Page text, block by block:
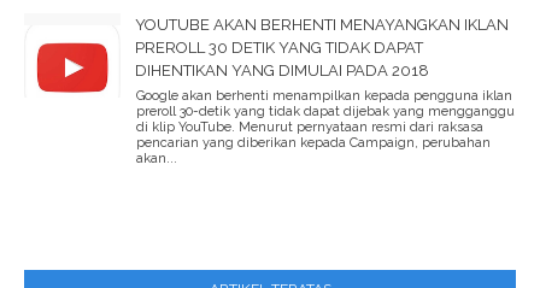
YOUTUBE AKAN BERHENTI MENAYANGKAN IKLAN
PREROLL 30 DETIK YANG TIDAK DAPAT
DIHENTIKAN YANG DIMULAI PADA 2018
Google akan berhenti menampilkan kepada pengguna iklan
preroll 30-detik yang tidak dapat dijebak yang mengganggu
di klip YouTube. Menurut pernyataan resmi dari raksasa
pencarian yang diberikan kepada Campaign, perubahan
akan...